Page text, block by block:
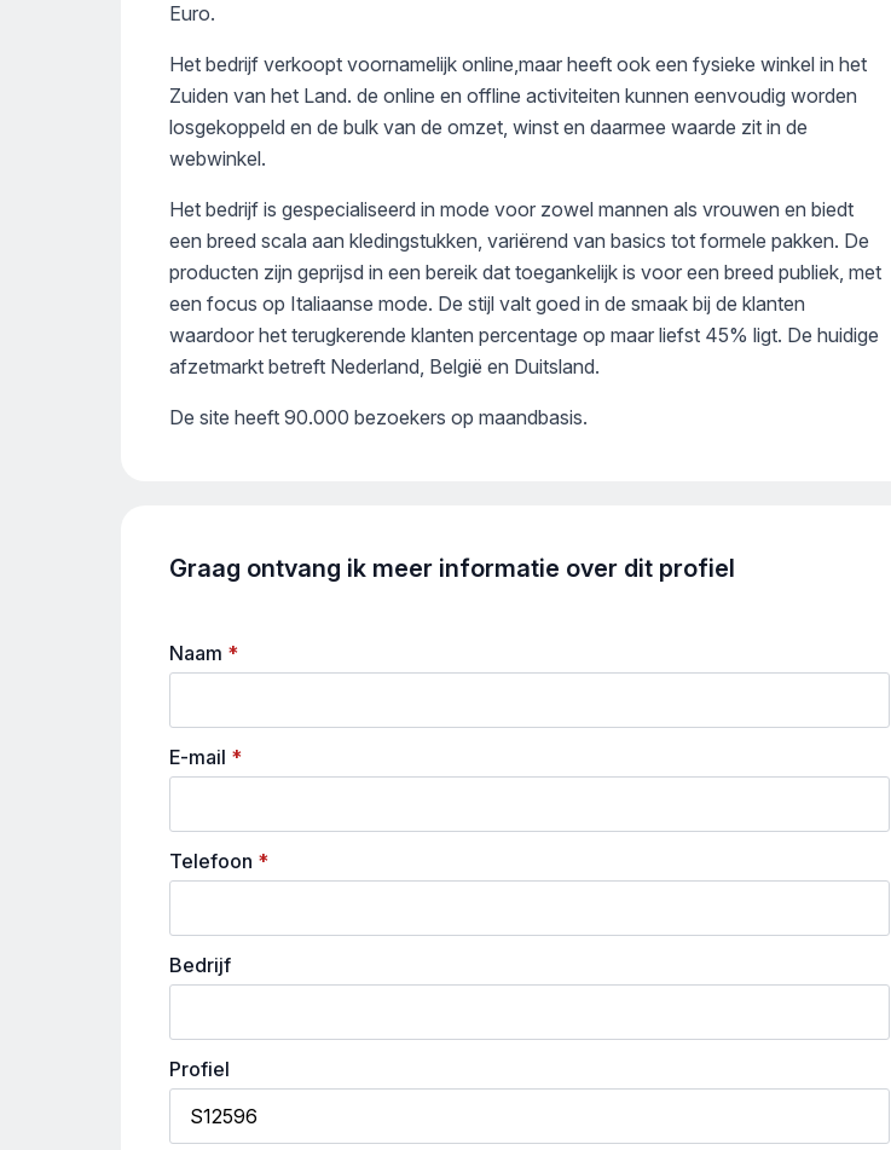
Euro.
Het bedrijf verkoopt voornamelijk online,maar heeft ook een fysieke winkel in het
Zuiden van het Land. de online en offline activiteiten kunnen eenvoudig worden
losgekoppeld en de bulk van de omzet, winst en daarmee waarde zit in de
webwinkel.
Het bedrijf is gespecialiseerd in mode voor zowel mannen als vrouwen en biedt
een breed scala aan kledingstukken, variërend van basics tot formele pakken. De
producten zijn geprijsd in een bereik dat toegankelijk is voor een breed publiek, met
een focus op Italiaanse mode. De stijl valt goed in de smaak bij de klanten
waardoor het terugkerende klanten percentage op maar liefst 45% ligt. De huidige
afzetmarkt betreft Nederland, België en Duitsland.
De site heeft 90.000 bezoekers op maandbasis.
Graag ontvang ik meer informatie over dit profiel
Naam *
E-mail *
Telefoon *
Bedrijf
Profiel